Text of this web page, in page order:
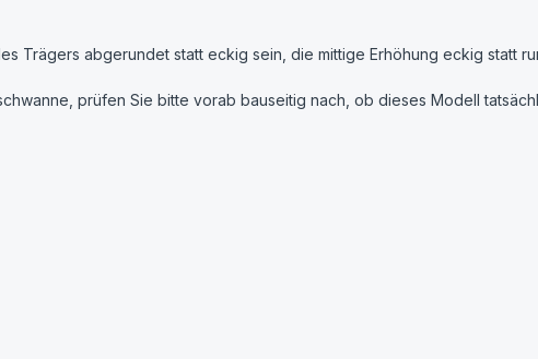
Trägers abgerundet statt eckig sein, die mittige Erhöhung eckig statt
prüfen Sie bitte vorab bauseitig nach, ob dieses Modell